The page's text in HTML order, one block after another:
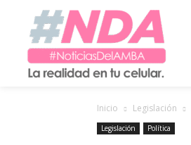
Inicio Legislación
Legislación Política